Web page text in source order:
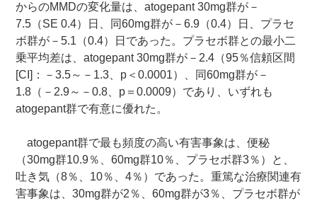
からのMMDの変化量は、atogepant 30mg群が－
7.5（SE 0.4）日、同60mg群が－6.9（0.4）日、プラセ
ボ群が－5.1（0.4）日であった。プラセボ群との最小二
乗平均差は、atogepant 30mg群が－2.4（95％信頼区間
[CI]：－3.5～－1.3、p＜0.0001）、同60mg群が－
1.8（－2.9～－0.8、p＝0.0009）であり、いずれも
atogepant群で有意に優れた。
atogepant群で最も頻度の高い有害事象は、便秘
（30mg群10.9％、60mg群10％、プラセボ群3％）と、
吐き気（8％、10％、4％）であった。重篤な治療関連有
害事象は、30mg群が2％、60mg群が3％、プラセボ群が